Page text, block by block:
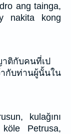
ang tainga,
nakita kong
ติกับคนที่เป
กับท่านผู้นั้นใน
kulağını
köle Petrusa,